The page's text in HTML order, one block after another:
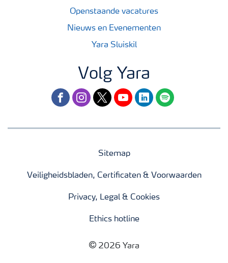
Openstaande vacatures
Nieuws en Evenementen
Yara Sluiskil
Volg Yara
facebookinstagram
twitteryoutubelinkedinspotify
Sitemap
Veiligheidsbladen, Certificaten & Voorwaarden
Privacy, Legal & Cookies
Ethics hotline
2026 Yara